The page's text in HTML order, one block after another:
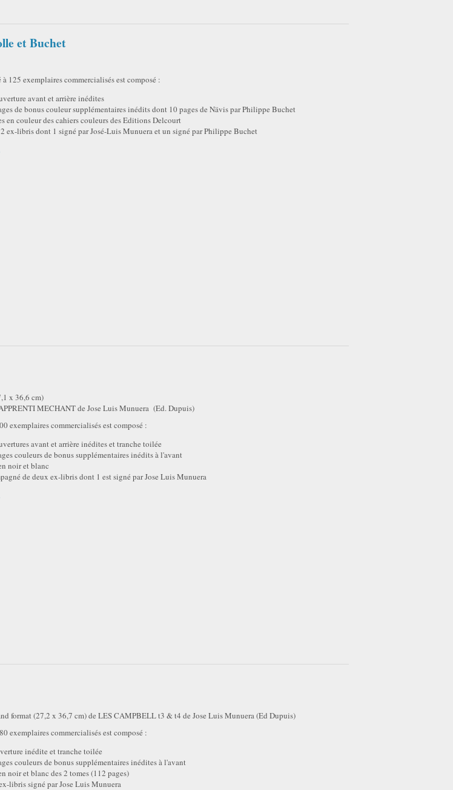
et Buchet
125 exemplaires commercialisés est composé :
avant et arrière inédites
de bonus couleur supplémentaires inédits dont 10 pages de Nävis par Philippe Buchet
en couleur des cahiers couleurs des Editions Delcourt
ex-libris dont 1 signé par José-Luis Munuera et un signé par Philippe Buchet
x 36,6 cm)
MECHANT de Jose Luis Munuera (Ed. Dupuis)
exemplaires commercialisés est composé :
avant et arrière inédites et tranche toilée
couleurs de bonus supplémentaires inédits à l'avant
noir et blanc
de deux ex-libris dont 1 est signé par Jose Luis Munuera
format (27,2 x 36,7 cm) de LES CAMPBELL t3 & t4 de Jose Luis Munuera (Ed Dupuis)
exemplaires commercialisés est composé :
inédite et tranche toilée
couleurs de bonus supplémentaires inédites à l'avant
noir et blanc des 2 tomes (112 pages)
libris signé par Jose Luis Munuera